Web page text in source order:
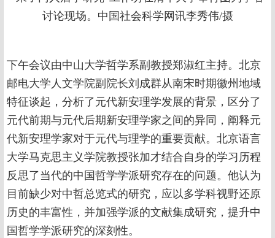
讨论现场。中国社会科学网讯李秀伟/摄
下午会议由中山大学哲学系副教授郑淑红主持。北京
邮电大学人文学院副院长刘成群从南宋时期徽州地域
特征谈起，分析了元代新安理学发展的背景，区分了
元代前期与元代后期新安理学家之间的异同，阐释元
代新安理学家对于元代与理学的重要贡献。北京语言
大学马克思主义学院教授张加才结合自身的学习历程
反思了当代的中国哲学学派研究存在的问题。他认为
目前缺少对中哲总览式的研究，应以多学科视野还原
历史的丰富性，并加强学派的文献集成研究，提升中
国哲学学派研究的深刻性。